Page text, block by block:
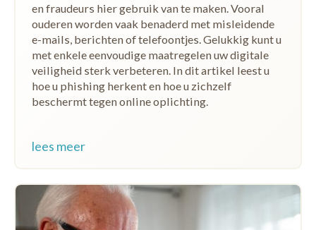
en fraudeurs hier gebruik van te maken. Vooral
ouderen worden vaak benaderd met misleidende
e-mails, berichten of telefoontjes. Gelukkig kunt u
met enkele eenvoudige maatregelen uw digitale
veiligheid sterk verbeteren. In dit artikel leest u
hoe u phishing herkent en hoe u zichzelf
beschermt tegen online oplichting.
lees meer